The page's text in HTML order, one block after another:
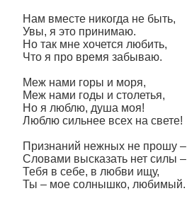
Нам вместе никогда не быть,
Увы, я это принимаю.
Но так мне хочется любить,
Что я про время забываю.
Меж нами горы и моря,
Меж нами годы и столетья,
Но я люблю, душа моя!
Люблю сильнее всех на свете!
Признаний нежных не прошу –
Словами высказать нет силы –
Тебя в себе, в любви ищу,
Ты – мое солнышко, любимый.